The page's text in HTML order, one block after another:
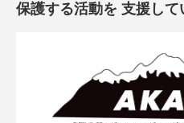
保護する活動を 支援して